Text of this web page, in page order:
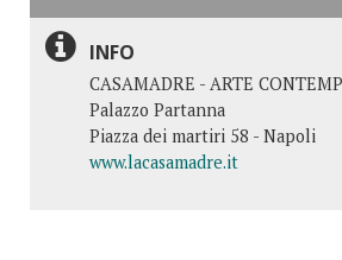
INFO
CASAMADRE - ARTE
Palazzo Partanna
Piazza dei martiri 58 - Napoli
www.lacasamadre.it